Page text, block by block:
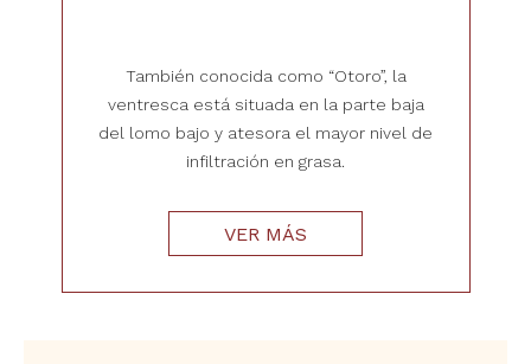
También conocida como “Otoro”, la
ventresca está situada en la parte baja
del lomo bajo y atesora el mayor nivel de
infiltración en grasa.
VER MÁS